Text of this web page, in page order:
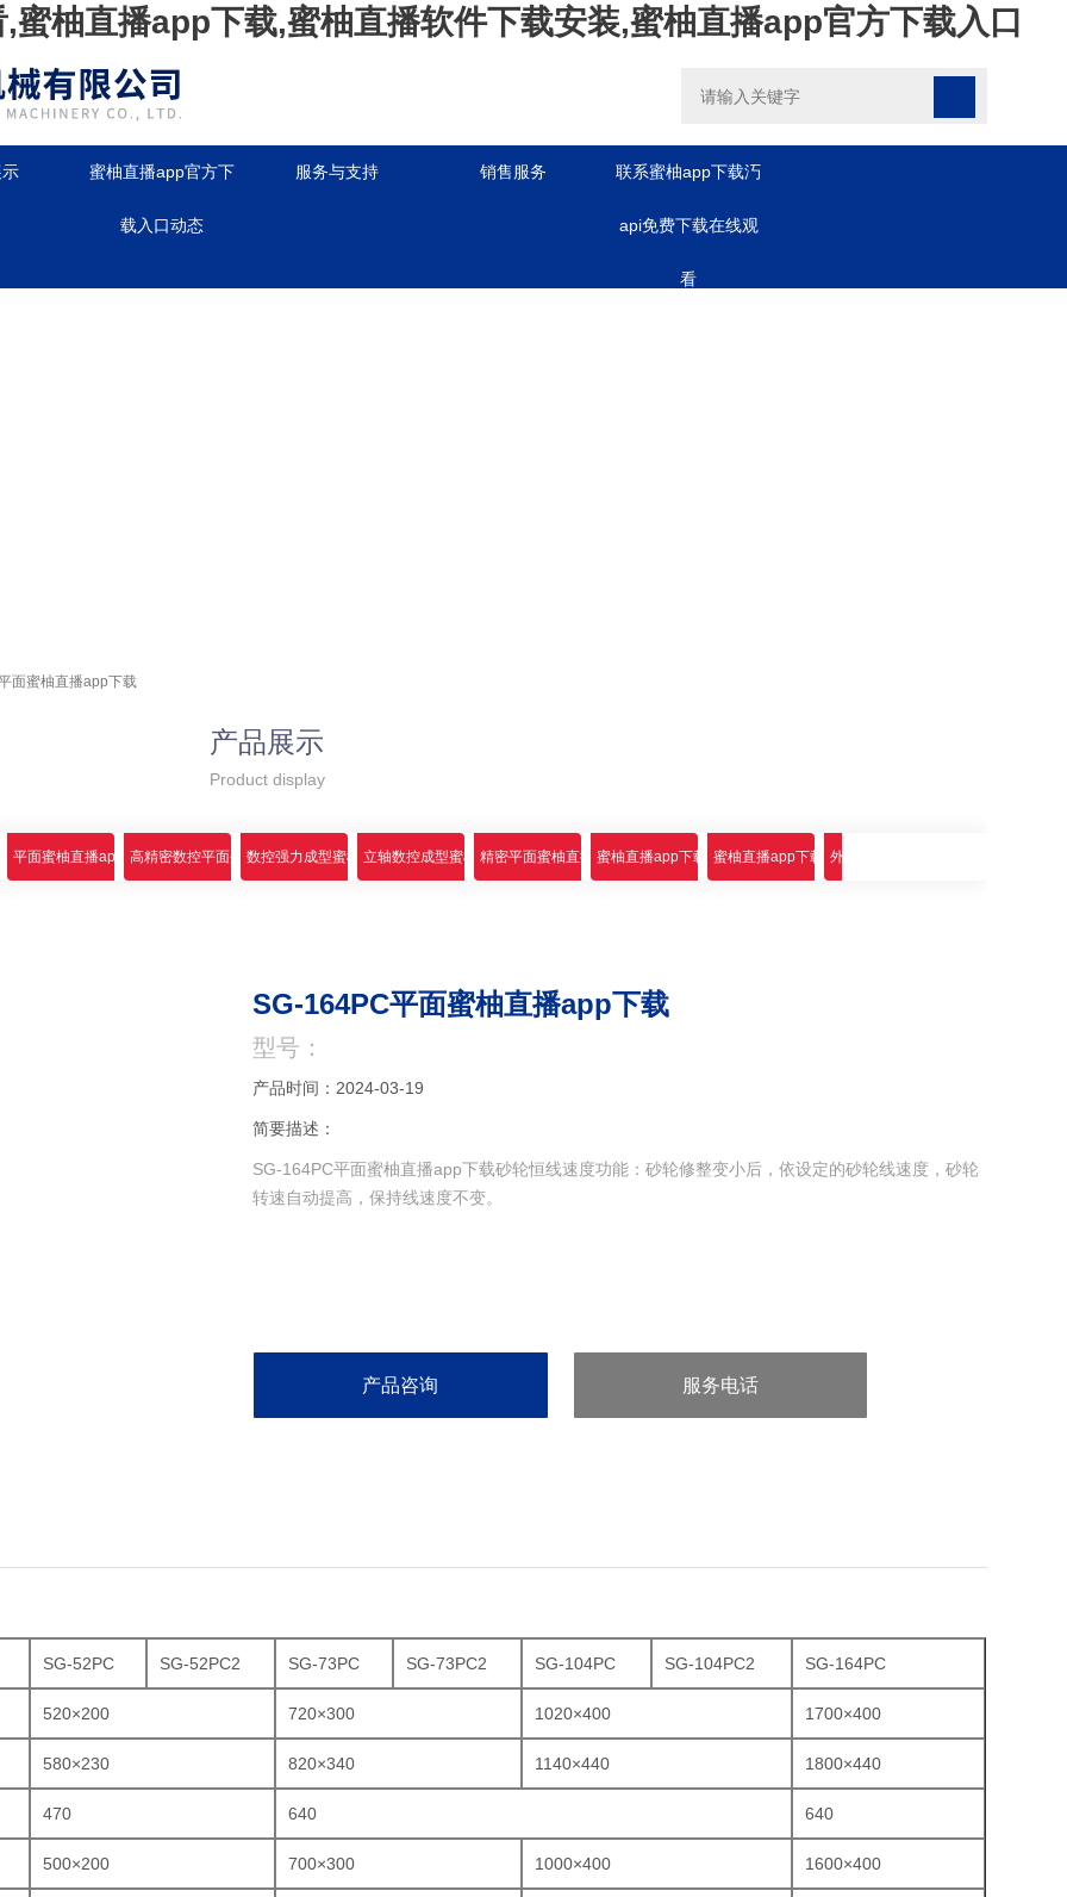
柚直播app下载,蜜柚直播软件下载安装,蜜柚直播app官方下载入口
蜜柚直播app官方下
载入口动态
服务与支持 销售服务 联系蜜柚app下载汅
api免费下载在线观
看
面蜜柚直播app下载
产品展示
Product display
app下载
平面蜜柚直播app下载高精密数控平面蜜柚直播app下载数控强力成型蜜柚直播app下载立轴数控成型蜜柚直播app下载精密平面蜜柚直播app下载蜜柚直播app下载选配附件蜜柚直播app下载标配附件外圆蜜柚直播app下载
SG-164PC平面蜜柚直播app下载
型号：
产品时间：2024-03-19
简要描述：
SG-164PC平面蜜柚直播app下载砂轮恒线速度功能：砂轮修整变小后，依设定的砂轮线速度，砂轮
转速自动提高，保持线速度不变。
产品咨询 服务电话
SG-52PC SG-52PC2 SG-73PC SG-73PC2 SG-104PC SG-104PC2 SG-164PC
520×200 720×300 1020×400 1700×400
580×230 820×340 1140×440 1800×440
470 640 640
500×200 700×300 1000×400 1600×400